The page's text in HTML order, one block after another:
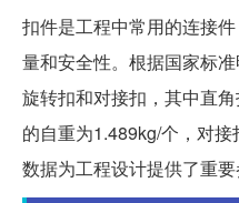
扣件是工程中常用的连接
量和安全性。根据国家标准
旋转扣和对接扣，其中直
的自重为1.489kg/个，对
数据为工程设计提供了重要